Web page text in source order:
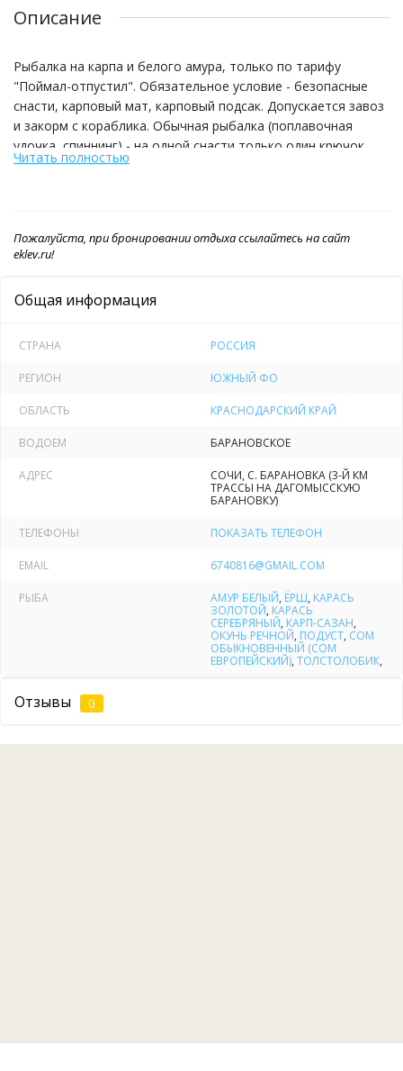
Описание
Рыбалка на карпа и белого амура, только по тарифу
"Поймал-отпустил". Обязательное условие - безопасные
снасти, карповый мат, карповый подсак. Допускается завоз
и закорм с кораблика. Обычная рыбалка (поплавочная
удочка, спиннинг) - на одной снасти только один крючок.
Мальки до 500 грамм отпускаются, остальное можно
Читать полностью
Пожалуйста, при бронировании отдыха ссылайтесь на сайт
eklev.ru!
Общая информация
СТРАНА РОССИЯ
РЕГИОН ЮЖНЫЙ ФО
ОБЛАСТЬ КРАСНОДАРСКИЙ КРАЙ
ВОДОЕМ БАРАНОВСКОЕ
АДРЕС
СОЧИ, С. БАРАНОВКА (3-Й КМ
ТРАССЫ НА ДАГОМЫССКУЮ
БАРАНОВКУ)
ТЕЛЕФОНЫ ПОКАЗАТЬ ТЕЛЕФОН
EMAIL 6740816@GMAIL.COM
РЫБА АМУР БЕЛЫЙ, ЁРШ, КАРАСЬ
ЗОЛОТОЙ, КАРАСЬ
СЕРЕБРЯНЫЙ, КАРП-САЗАН,
ОКУНЬ РЕЧНОЙ, ПОДУСТ, СОМ
ОБЫКНОВЕННЫЙ (СОМ
ЕВРОПЕЙСКИЙ), ТОЛСТОЛОБИК,
Отзывы 0